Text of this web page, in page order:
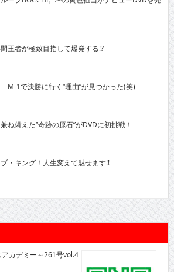
王者が極致目指して爆発する!?
M-1で決勝に行く“理由”が見つかった(笑)
備えた“奇跡の原石”がDVDに初挑戦！
・キング！人生変えて魅せます!!
カデミー～261号vol.4